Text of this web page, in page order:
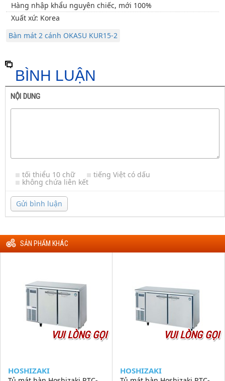
Hàng nhập khẩu nguyên chiếc, mới 100%
Xuất xứ: Korea
Bàn mát 2 cánh OKASU KUR15-2
BÌNH LUẬN
NỘI DUNG
tối thiểu 10 chữ tiếng Việt có dấu
không chứa liên kết
Gửi bình luận
SẢN PHẨM KHÁC
VUI LÒNG GỌI
HOSHIZAKI
VUI LÒNG GỌI
HOSHIZAKI